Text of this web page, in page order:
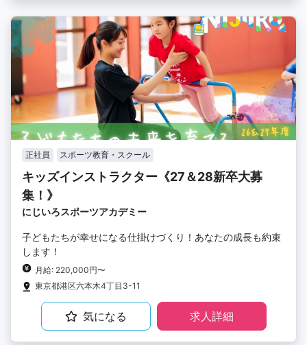
正社員 スポーツ教育・スクール
キッズインストラクター《27＆28新卒大募
集！》
にじいろスポーツアカデミー
子どもたちが幸せになる仕掛けづくり！あなたの成長も約束
します！
月給: 220,000円〜
東京都港区六本木4丁目3-11
気になる 求人詳細